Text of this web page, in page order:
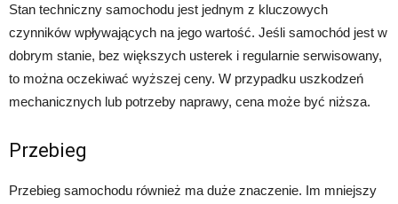
Stan techniczny samochodu jest jednym z kluczowych
czynników wpływających na jego wartość. Jeśli samochód jest w
dobrym stanie, bez większych usterek i regularnie serwisowany,
to można oczekiwać wyższej ceny. W przypadku uszkodzeń
mechanicznych lub potrzeby naprawy, cena może być niższa.
Przebieg
Przebieg samochodu również ma duże znaczenie. Im mniejszy